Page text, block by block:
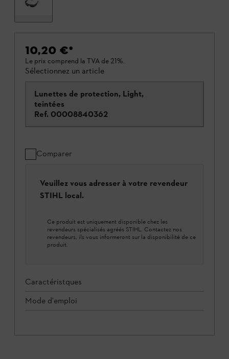
10,20 €*
Le prix comprend la TVA de 21%.
Sélectionnez un article
Lunettes de protection, Light,
teintées
Ref. 00008840362
Comparer
Veuillez vous adresser à votre revendeur
STIHL local.
Ce produit est uniquement disponible chez les
revendeurs spécialisés agréés STIHL. Contactez nos
revendeurs, ils vous informeront sur la disponibilité de ce
produit.
Caractéristques
Mode d'emploi